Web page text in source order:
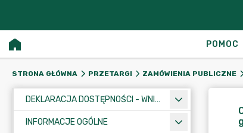
POMOC
STRONA GŁÓWNA PRZETARGI ZAMÓWIENIA PUBLICZNE
DEKLARACJA DOSTĘPNOŚCI - WNIOSEK
INFORMACJE OGÓLNE